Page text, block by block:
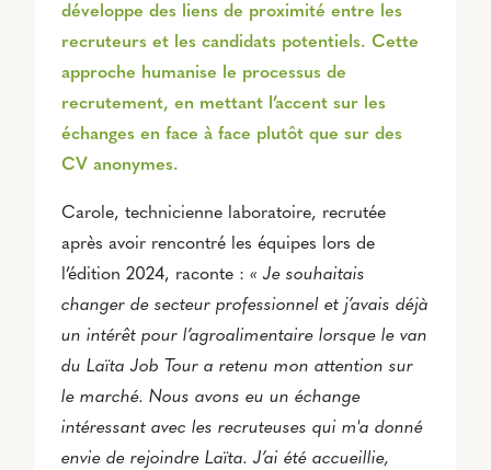
développe des liens de proximité entre les
recruteurs et les candidats potentiels. Cette
approche humanise le processus de
recrutement, en mettant l’accent sur les
échanges en face à face plutôt que sur des
CV anonymes.
Carole, technicienne laboratoire, recrutée
après avoir rencontré les équipes lors de
l’édition 2024, raconte : « Je souhaitais
changer de secteur professionnel et j’avais déjà
un intérêt pour l’agroalimentaire lorsque le van
du Laïta Job Tour a retenu mon attention sur
le marché. Nous avons eu un échange
intéressant avec les recruteuses qui m'a donné
envie de rejoindre Laïta. J’ai été accueillie,